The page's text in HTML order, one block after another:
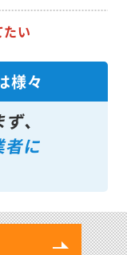
い
様々
、
者に